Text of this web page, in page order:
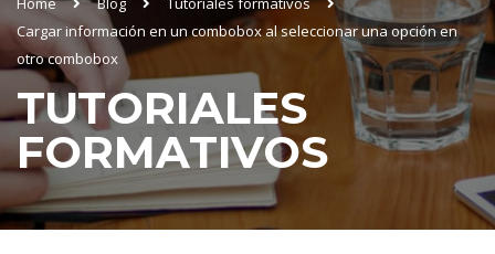
Cargar información en un combobox al seleccionar una opción en
otro combobox
TUTORIALES
FORMATIVOS